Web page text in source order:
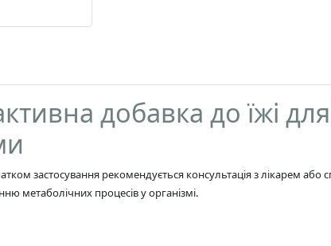
добавка до їжі
застосування рекомендується консультація з лікарем або
метаболічних процесів у організмі.